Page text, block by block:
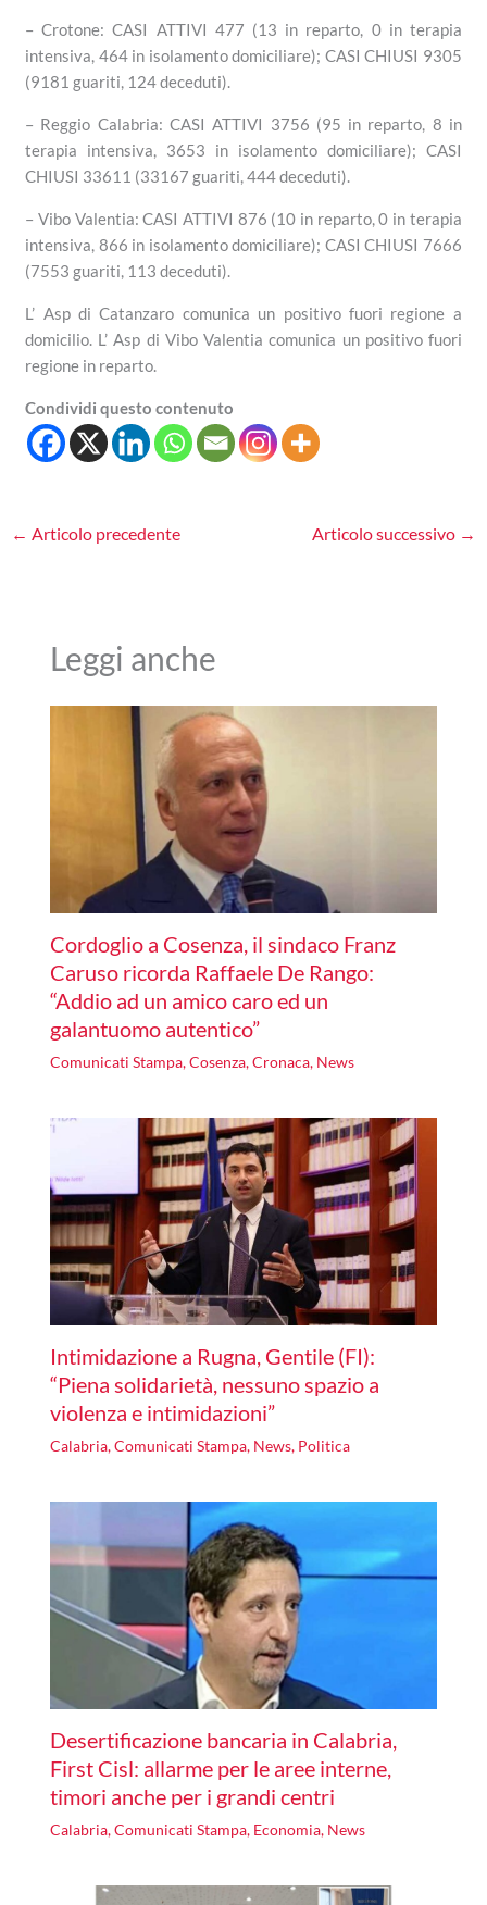
– Crotone: CASI ATTIVI 477 (13 in reparto, 0 in terapia
intensiva, 464 in isolamento domiciliare); CASI CHIUSI 9305
(9181 guariti, 124 deceduti).
– Reggio Calabria: CASI ATTIVI 3756 (95 in reparto, 8 in
terapia intensiva, 3653 in isolamento domiciliare); CASI
CHIUSI 33611 (33167 guariti, 444 deceduti).
– Vibo Valentia: CASI ATTIVI 876 (10 in reparto, 0 in terapia
intensiva, 866 in isolamento domiciliare); CASI CHIUSI 7666
(7553 guariti, 113 deceduti).
L’ Asp di Catanzaro comunica un positivo fuori regione a
domicilio. L’ Asp di Vibo Valentia comunica un positivo fuori
regione in reparto.
Condividi questo contenuto
← Articolo precedente Articolo successivo →
Leggi anche
Cordoglio a Cosenza, il sindaco Franz
Caruso ricorda Raffaele De Rango:
“Addio ad un amico caro ed un
galantuomo autentico”
Comunicati Stampa,Cosenza,Cronaca, News
Intimidazione a Rugna, Gentile (FI):
“Piena solidarietà, nessuno spazio a
violenza e intimidazioni”
Calabria,Comunicati Stampa, News, Politica
Desertificazione bancaria in Calabria,
First Cisl: allarme per le aree interne,
timori anche per i grandi centri
Calabria,Comunicati Stampa, Economia, News